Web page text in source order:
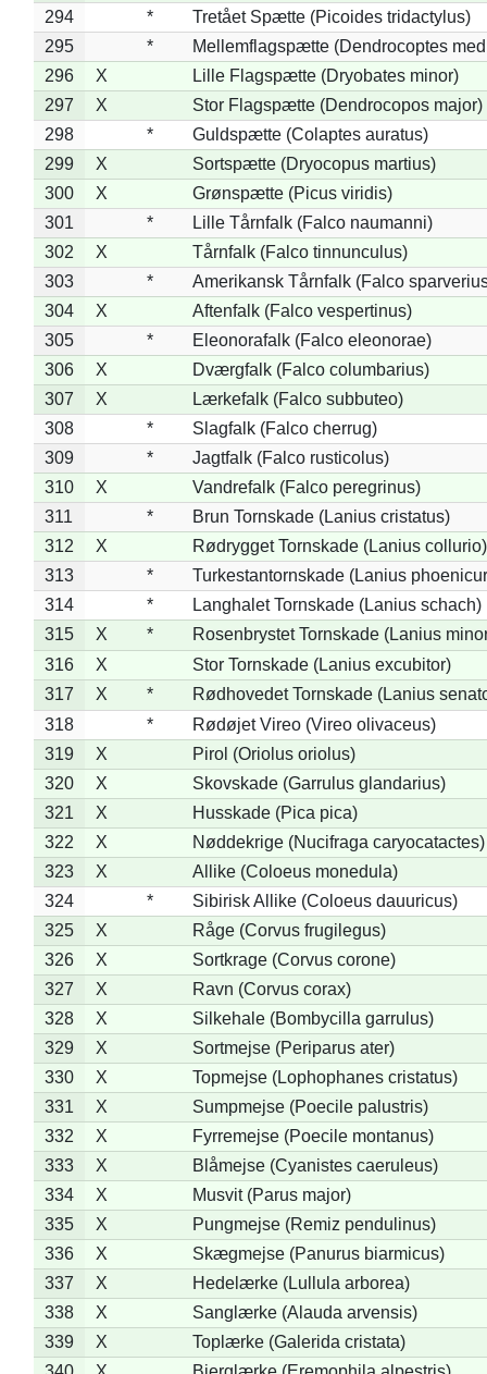
294
*
Tretået Spætte (Picoides tridactylus)
295
*
Mellemflagspætte (Dendrocoptes
296
X
Lille Flagspætte (Dryobates minor)
297
X
Stor Flagspætte (Dendrocopos major)
298
*
Guldspætte (Colaptes auratus)
299
X
Sortspætte (Dryocopus martius)
300
X
Grønspætte (Picus viridis)
301
*
Lille Tårnfalk (Falco naumanni)
302
X
Tårnfalk (Falco tinnunculus)
303
*
Amerikansk Tårnfalk (Falco
304
X
Aftenfalk (Falco vespertinus)
305
*
Eleonorafalk (Falco eleonorae)
306
X
Dværgfalk (Falco columbarius)
307
X
Lærkefalk (Falco subbuteo)
308
*
Slagfalk (Falco cherrug)
309
*
Jagtfalk (Falco rusticolus)
310
X
Vandrefalk (Falco peregrinus)
311
*
Brun Tornskade (Lanius cristatus)
312
X
Rødrygget Tornskade (Lanius collurio)
313
*
Turkestantornskade (Lanius
314
*
Langhalet Tornskade (Lanius schach)
315
X *
Rosenbrystet Tornskade (Lanius
316
X
Stor Tornskade (Lanius excubitor)
317
X *
Rødhovedet Tornskade (Lanius
318
*
Rødøjet Vireo (Vireo olivaceus)
319
X
Pirol (Oriolus oriolus)
320
X
Skovskade (Garrulus glandarius)
321
X
Husskade (Pica pica)
322
X
Nøddekrige (Nucifraga caryocatactes)
323
X
Allike (Coloeus monedula)
324
*
Sibirisk Allike (Coloeus dauuricus)
325
X
Råge (Corvus frugilegus)
326
X
Sortkrage (Corvus corone)
327
X
Ravn (Corvus corax)
328
X
Silkehale (Bombycilla garrulus)
329
X
Sortmejse (Periparus ater)
330
X
Topmejse (Lophophanes cristatus)
331
X
Sumpmejse (Poecile palustris)
332
X
Fyrremejse (Poecile montanus)
333
X
Blåmejse (Cyanistes caeruleus)
334
X
Musvit (Parus major)
335
X
Pungmejse (Remiz pendulinus)
336
X
Skægmejse (Panurus biarmicus)
337
X
Hedelærke (Lullula arborea)
338
X
Sanglærke (Alauda arvensis)
339
X
Toplærke (Galerida cristata)